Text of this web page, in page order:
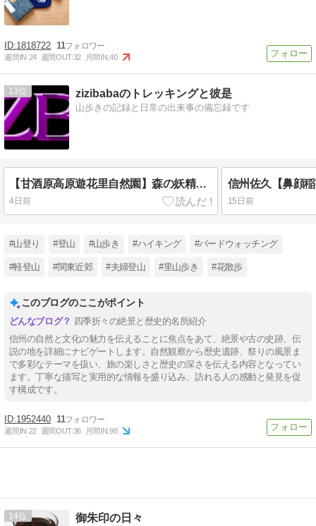
1818722 11
週間IN:24 週間OUT:32 月間IN:40
13 zizibabaのトレッキングと彼是
山歩きの記録と日常の出来事の備忘録です
【甘酒原高原遊花里自然園】森の妖精に会いに行く 2026.08.03
4日前 15日前
#山登り #登山 #山歩き #ハイキング #バードウォッチング
#軽登山 #関東近郊 #夫婦登山 #里山歩き #花散歩
このブログのここがポイント
四季折々の絶景と歴史的名所紹介
信州の自然と文化の魅力を伝えることに焦点をあて、絶景や古の史跡、伝
説の地を詳細にナビゲートします。自然観察から歴史遺跡、祭りの風景ま
で多彩なテーマを扱い、旅の楽しさと歴史の深さを伝える内容となってい
ます。丁寧な描写と実用的な情報を盛り込み、訪れる人の感動と発見を促
す構成です。
1952440 11
週間IN:22 週間OUT:36 月間IN:98
14 御朱印の日々